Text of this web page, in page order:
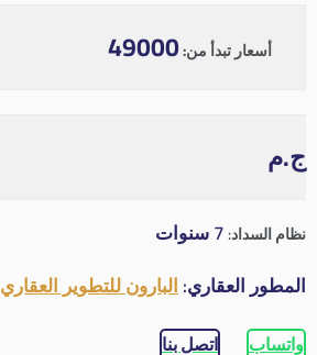
أسعار تبدأ من:49000
ج.م
نظام السداد:7 سنوات
المطور العقاري:البارون للتطوير العقاري
واتساب اتصل بنا